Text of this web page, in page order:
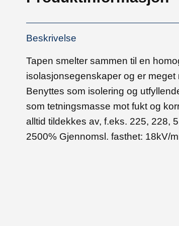
Beskrivelse
Tapen smelter sammen til en
isolasjonsegenskaper og er
Benyttes som isolering og
som tetningsmasse mot fukt og
alltid tildekkes av, f.eks. 225, 228,
2500% Gjennomsl. fasthet: 18kV/